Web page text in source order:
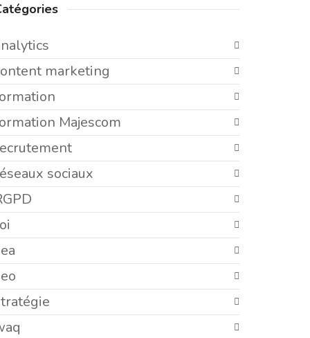
marketing
Majescom
sociaux